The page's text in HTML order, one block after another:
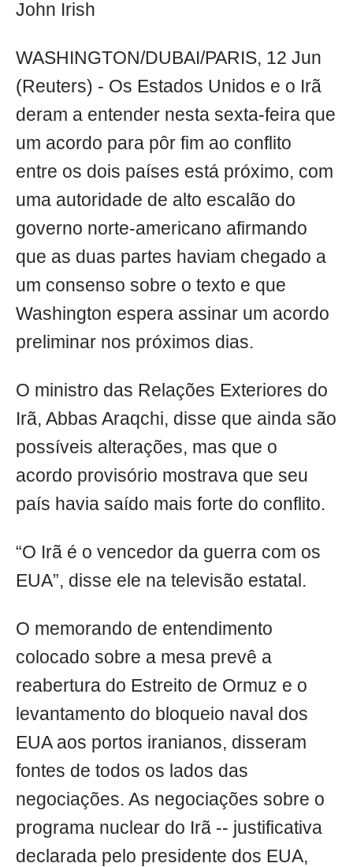
John Irish
WASHINGTON/DUBAI/PARIS, 12 Jun
(Reuters) - Os Estados Unidos e o Irã
deram a entender nesta sexta-feira que
um acordo para pôr fim ao conflito
entre os dois países está próximo, com
uma autoridade de alto escalão do
governo norte-americano afirmando
que as duas partes haviam chegado a
um consenso sobre o texto e que
Washington espera assinar um acordo
preliminar nos próximos dias.
O ministro das Relações Exteriores do
Irã, Abbas Araqchi, disse que ainda são
possíveis alterações, mas que o
acordo provisório mostrava que seu
país havia saído mais forte do conflito.
“O Irã é o vencedor da guerra com os
EUA”, disse ele na televisão estatal.
O memorando de entendimento
colocado sobre a mesa prevê a
reabertura do Estreito de Ormuz e o
levantamento do bloqueio naval dos
EUA aos portos iranianos, disseram
fontes de todos os lados das
negociações. As negociações sobre o
programa nuclear do Irã -- justificativa
declarada pelo presidente dos EUA,